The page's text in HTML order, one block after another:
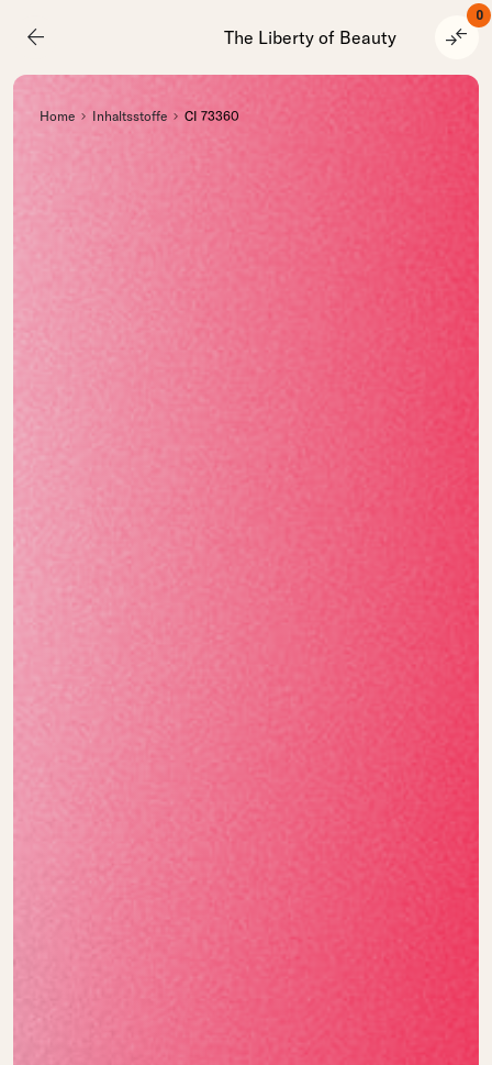
arrow_back The Liberty of Beauty compare_arrows
0
Home Inhaltsstoffe CI 73360